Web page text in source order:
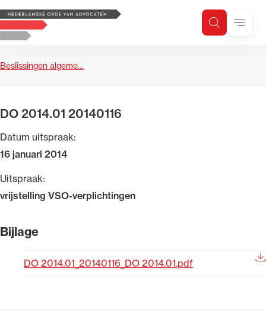
Logo, to the homepage
ZoekenMenu
Beslissingen algeme…
DO 2014.01 20140116
Datum uitspraak:
16 januari 2014
Uitspraak:
vrijstelling VSO-verplichtingen
Bijlage
DO 2014.01_20140116_DO 2014.01.pdf
Zoeken
Zoek op trefwoord